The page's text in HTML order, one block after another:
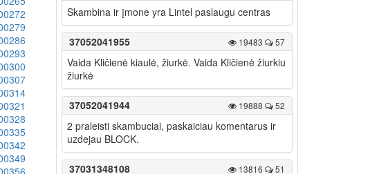
Skambina ir įmone yra Lintel paslaugu centras
37052041955 19483 57
Vaida Kličienė kiaulė, žiurkė. Vaida Kličienė žiurkiu
žiurkė
37052041944 19888 52
2 praleisti skambuciai, paskaiciau komentarus ir
uzdejau BLOCK.
37031348108 13816 51